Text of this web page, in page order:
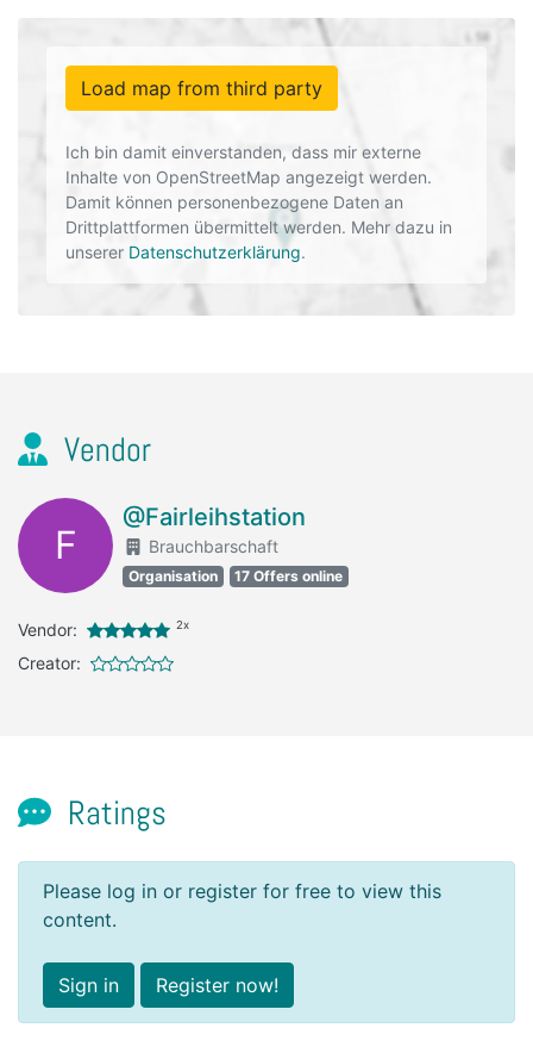
Load map from third party
Ich bin damit einverstanden, dass mir externe
Inhalte von OpenStreetMap angezeigt werden.
Damit können personenbezogene Daten an
Drittplattformen übermittelt werden. Mehr dazu in
unserer Datenschutzerklärung.
Vendor
F
@Fairleihstation
Brauchbarschaft
Organisation 17 Offers online
Vendor: 2x
Creator:
Ratings
Please log in or register for free to view this
content.
Sign in Register now!